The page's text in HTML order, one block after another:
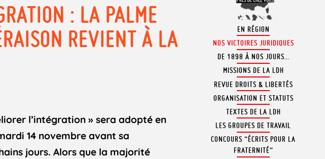
: LA PALME
REVIENT À LA
l’intégration » sera adopté en
14 novembre avant sa
jours. Alors que la majorité
EN RÉGION
NOS VICTOIRES JURIDIQUES
DE 1898 À NOS JOURS…
MISSIONS DE LA LDH
REVUE DROITS & LIBERTÉS
ORGANISATION ET STATUTS
TEXTES DE LA LDH
LES GROUPES DE TRAVAIL
CONCOURS “ÉCRITS POUR LA
FRATERNITÉ”